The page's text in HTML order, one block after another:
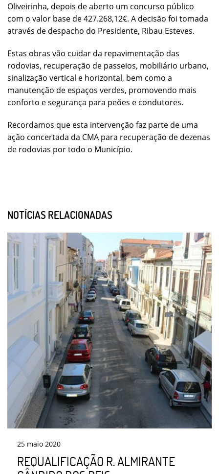
Oliveirinha, depois de aberto um concurso público
com o valor base de 427.268,12€. A decisão foi tomada
através de despacho do Presidente, Ribau Esteves.
Estas obras vão cuidar da repavimentação das
rodovias, recuperação de passeios, mobiliário urbano,
sinalização vertical e horizontal, bem como a
manutenção de espaços verdes, promovendo mais
conforto e segurança para peões e condutores.
Recordamos que esta intervenção faz parte de uma
ação concertada da CMA para recuperação de dezenas
de rodovias por todo o Município.
NOTÍCIAS RELACIONADAS
25 maio 2020
REQUALIFICAÇÃO R. ALMIRANTE